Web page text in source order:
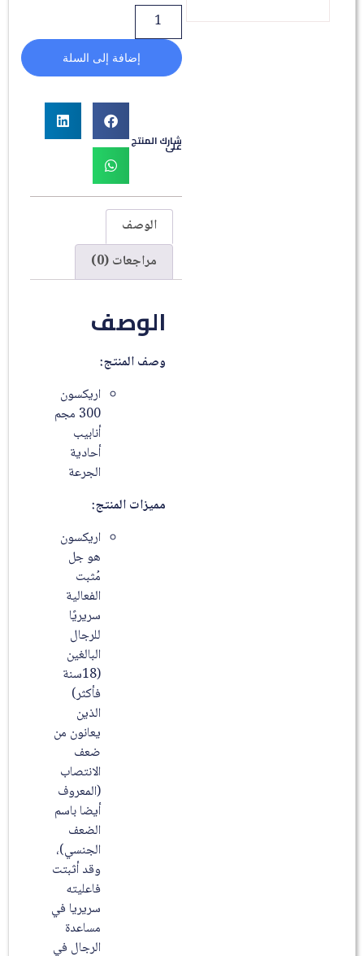
إضافة إلى السلة
شارك المنتج
الوصف
مراجعات (0)
الوصف
وصف المنتج:
اريكسون
300 مجم
أنابيب
أحادية
الجرعة
مميزات المنتج:
اريكسون
ھو جل
مُثبت
الفعالیة
سریریًا
للرجال
البالغین
(18سنة
فأكثر)
الذين
يعانون من
ضعف
الانتصاب
(المعروف
أیضا باسم
الضعف
الجنسي)،
وقد أثبتت
فاعليته
سريريا في
مساعدة
الرجال في